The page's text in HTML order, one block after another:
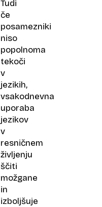
Tudi
če
posamezniki
niso
popolnoma
tekoči
v
jezikih,
vsakodnevna
uporaba
jezikov
v
resničnem
življenju
ščiti
možgane
in
izboljšuje